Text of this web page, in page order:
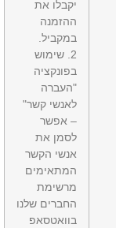
יקבלו את
ההזמנה
במקביל.
2. שימוש
בפונקציה
"העברה
לאנשי קשר"
– אפשר
לסמן את
אנשי הקשר
המתאימים
מרשימת
החברים שלנו
בוואטסאפ